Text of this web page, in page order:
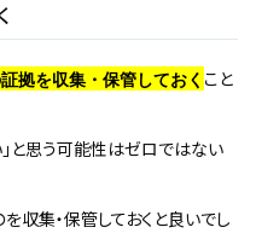
拠を収集・保管しておく こと
と思う可能性はゼロではない
収集・保管しておくと良いでし